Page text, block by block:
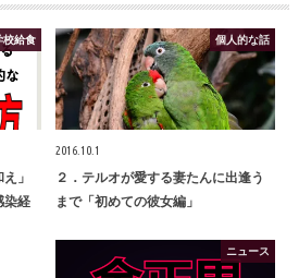
校給食
」
染経
個人的な話
2016.10.1
２．テルオが愛する妻たんに出逢う
まで「初めての彼女編」
ニュース